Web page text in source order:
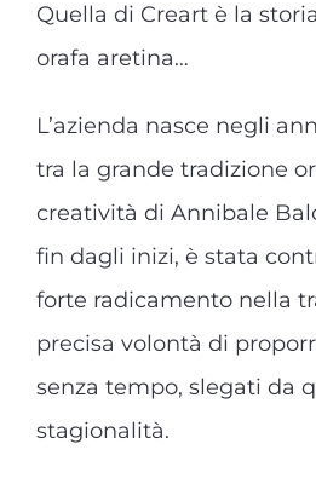
Cinture
A.B.
Home
Quella di Creart è la
orafa aretina…
L’azienda nasce negli
tra la grande tradizione
creatività di Annibale
fin dagli inizi, è stata
forte radicamento nella
precisa volontà di
senza tempo, slegati da
stagionalità.